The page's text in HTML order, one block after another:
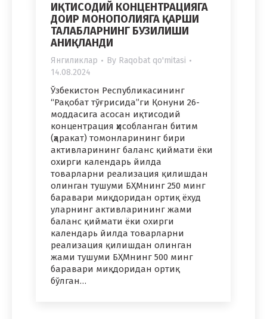
ИҚТИСОДИЙ КОНЦЕНТРАЦИЯГА
ДОИР МОНОПОЛИЯГА ҚАРШИ
ТАЛАБЛАРНИНГ БУЗИЛИШИ
АНИҚЛАНДИ
Янгиликлар By Raqobat qo'mitasi
14.08.2024
Ўзбекистон Республикасининг
“Рақобат тўғрисида”ги Қонуни 26-
моддасига асосан иқтисодий
концентрация ҳисобланган битим
(ҳаракат) томонларининг бири
активларининг баланс қиймати ёки
охирги календарь йилда
товарларни реализация қилишдан
олинган тушуми БҲМнинг 250 минг
баравари миқдоридан ортиқ ёхуд
уларнинг активларининг жами
баланс қиймати ёки охирги
календарь йилда товарларни
реализация қилишдан олинган
жами тушуми БҲМнинг 500 минг
баравари миқдоридан ортиқ
бўлган…